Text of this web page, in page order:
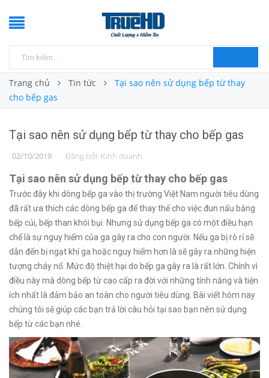
Trang chủ Tin tức
Tại sao nên sử dụng bếp từ thay
cho bếp gas
Tại sao nên sử dụng bếp từ thay cho bếp gas
02/10/2019 Đăng bởi: Kinh doanh
Tại sao nên sử dụng bếp từ thay cho bếp gas
Trước đây khi dòng bếp ga vào thị trường Việt Nam người tiêu dùng
đã rất ưa thích các dòng bếp ga để thay thế cho việc đun nấu bằng
bếp củi, bếp than khói bụi. Nhưng sử dụng bếp ga có một điều hạn
chế là sự nguy hiểm của ga gây ra cho con người. Nếu ga bị rò rỉ sẽ
dẫn đến bị ngạt khí ga hoặc nguy hiểm hơn là sẽ gây ra những hiện
tượng cháy nổ. Mức độ thiệt hại do bếp ga gây ra là rất lớn. Chính vì
điều này mà dòng bếp từ cao cấp ra đời với những tính năng và tiện
ích nhất là đảm bảo an toàn cho người tiêu dùng. Bài viết hôm nay
chúng tôi sẽ giúp các bạn trả lời câu hỏi tại sao bạn nên sử dụng
bếp từ các bạn nhé.